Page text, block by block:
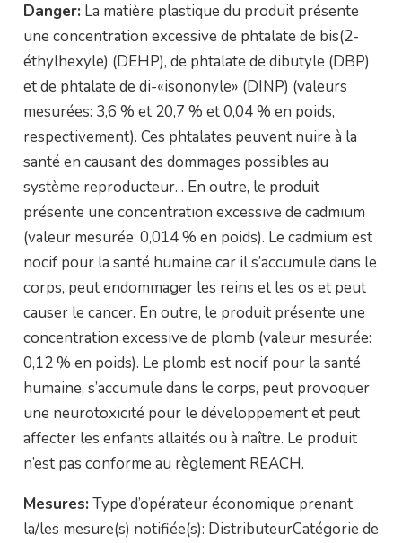
Danger: La matière plastique du produit présente
une concentration excessive de phtalate de bis(2-
éthylhexyle) (DEHP), de phtalate de dibutyle (DBP)
et de phtalate de di-«isononyle» (DINP) (valeurs
mesurées: 3,6 % et 20,7 % et 0,04 % en poids,
respectivement). Ces phtalates peuvent nuire à la
santé en causant des dommages possibles au
système reproducteur. . En outre, le produit
présente une concentration excessive de cadmium
(valeur mesurée: 0,014 % en poids). Le cadmium est
nocif pour la santé humaine car il s’accumule dans le
corps, peut endommager les reins et les os et peut
causer le cancer. En outre, le produit présente une
concentration excessive de plomb (valeur mesurée:
0,12 % en poids). Le plomb est nocif pour la santé
humaine, s’accumule dans le corps, peut provoquer
une neurotoxicité pour le développement et peut
affecter les enfants allaités ou à naître. Le produit
n’est pas conforme au règlement REACH.
Mesures: Type d’opérateur économique prenant
la/les mesure(s) notifiée(s): DistributeurCatégorie de